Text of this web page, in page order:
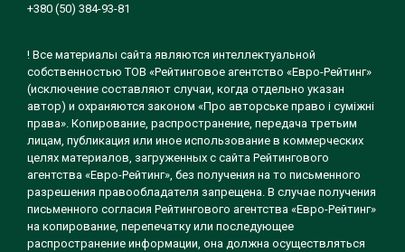
+380 (50) 384-93-81
! Все материалы сайта являются интеллектуальной
собственностью ТОВ «Рейтинговое агентство «Евро-Рейтинг»
(исключение составляют случаи, когда отдельно указан
автор) и охраняются законом «Про авторське право і суміжні
права». Копирование, распространение, передача третьим
лицам, публикация или иное использование в коммерческих
целях материалов, загруженных с сайта Рейтингового
агентства «Евро-Рейтинг», без получения на то письменного
разрешения правообладателя запрещена. В случае получения
письменного согласия Рейтингового агентства «Евро-Рейтинг»
на копирование, перепечатку или последующее
распространение информации, она должна осуществляться